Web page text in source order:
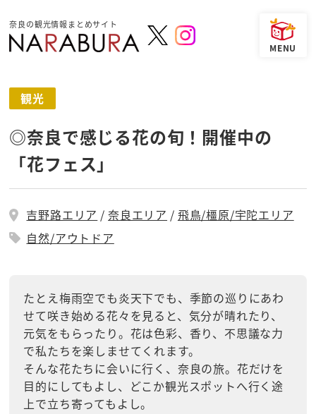
奈良の観光情報まとめサイト
観光
◎奈良で感じる花の旬！開催中の
「花フェス」
吉野路エリア 奈良エリア
飛鳥/橿原/宇陀エリア
自然/アウトドア
たとえ梅雨空でも炎天下でも、季節の巡りにあわ
せて咲き始める花々を見ると、気分が晴れたり、
元気をもらったり。花は色彩、香り、不思議な力
で私たちを楽しませてくれます。
そんな花たちに会いに行く、奈良の旅。花だけを
目的にしてもよし、どこか観光スポットへ行く途
上で立ち寄ってもよし。